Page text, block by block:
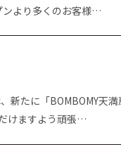
ンより多くのお客様…
新たに「BOMBOMY天
けますよう頑張…